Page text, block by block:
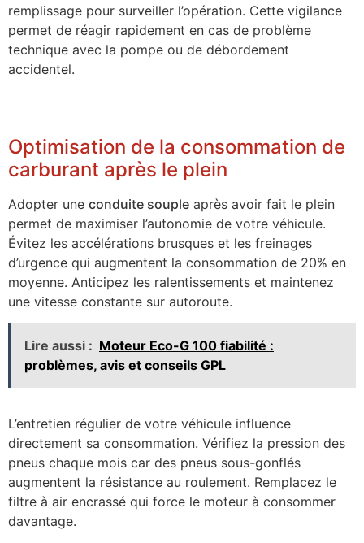
remplissage pour surveiller l’opération. Cette vigilance
permet de réagir rapidement en cas de problème
technique avec la pompe ou de débordement
accidentel.
Optimisation de la consommation de
carburant après le plein
Adopter une conduite souple après avoir fait le plein
permet de maximiser l’autonomie de votre véhicule.
Évitez les accélérations brusques et les freinages
d’urgence qui augmentent la consommation de 20% en
moyenne. Anticipez les ralentissements et maintenez
une vitesse constante sur autoroute.
Lire aussi : Moteur Eco-G 100 fiabilité :
problèmes, avis et conseils GPL
L’entretien régulier de votre véhicule influence
directement sa consommation. Vérifiez la pression des
pneus chaque mois car des pneus sous-gonflés
augmentent la résistance au roulement. Remplacez le
filtre à air encrassé qui force le moteur à consommer
davantage.